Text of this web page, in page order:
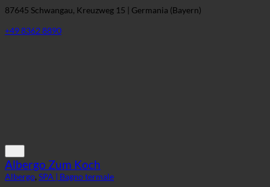
87645 Schwangau, Kreuzweg 15 | Germania (Bayern)
+49 8362 8890
Albergo Zum Koch
Albergo, SPA | Bagno termale